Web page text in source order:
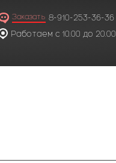
Заказать 8-910-253-36-36
Работаем с 10.00 до 20.00